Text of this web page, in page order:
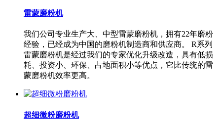
雷蒙磨粉机
我们公司专业生产大、中型雷蒙磨粉机，拥有22年磨粉
经验，已经成为中国的磨粉机制造商和供应商。 R系列
雷蒙磨粉机是经过我们的专家优化升级改造，具有低损
耗、投资小、环保、占地面积小等优点，它比传统的雷
蒙磨粉机效率更高。
超细微粉磨粉机